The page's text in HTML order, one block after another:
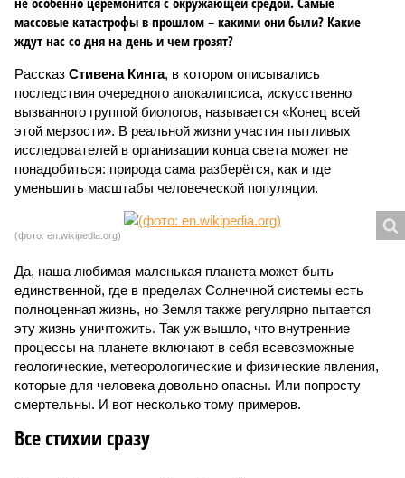
массовые катастрофы в прошлом – какими они были? Какие
ждут нас со дня на день и чем грозят?
Рассказ Стивена Кинга, в котором описывались
последствия очередного апокалипсиса, искусственно
вызванного группой биологов, называется «Конец всей
этой мерзости». В реальной жизни участия пытливых
исследователей в организации конца света может не
понадобиться: природа сама разберётся, как и где
уменьшить масштабы человеческой популяции.
(фото: en.wikipedia.org)
Да, наша любимая маленькая планета может быть
единственной, где в пределах Солнечной системы есть
полноценная жизнь, но Земля также регулярно пытается
эту жизнь уничтожить. Так уж вышло, что внутренние
процессы на планете включают в себя всевозможные
геологические, метеорологические и физические явления,
которые для человека довольно опасны. Или попросту
смертельны. И вот несколько тому примеров.
Все стихии сразу